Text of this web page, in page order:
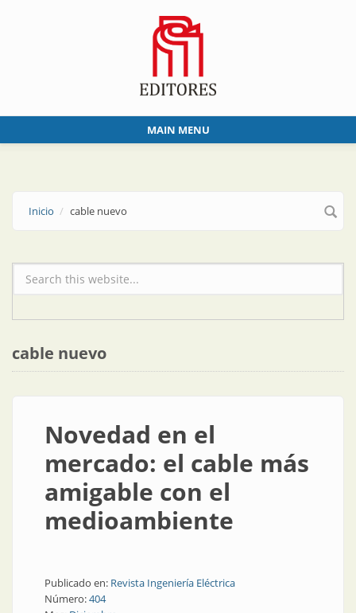
MAIN MENU
Inicio cable nuevo
Formulario de búsqueda
cable nuevo
Novedad en el
mercado: el cable más
amigable con el
medioambiente
Publicado en: Revista Ingeniería Eléctrica
Número:404